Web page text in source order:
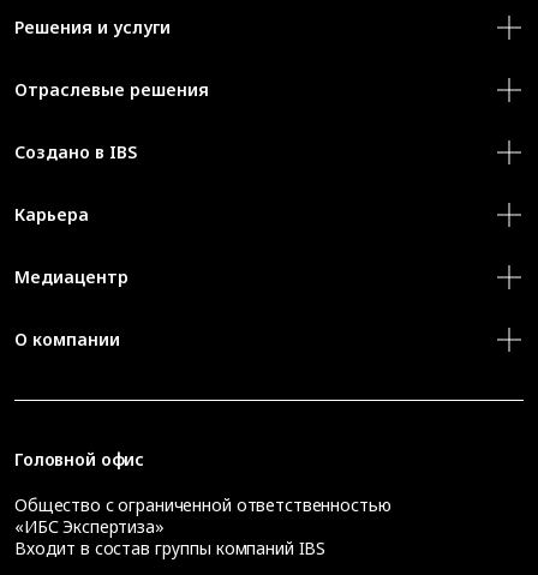
Решения и услуги
Отраслевые решения
Создано в IBS
Карьера
Медиацентр
О компании
Головной офис
Общество с ограниченной ответственностью
«ИБС Экспертиза»
Входит в состав группы компаний IBS